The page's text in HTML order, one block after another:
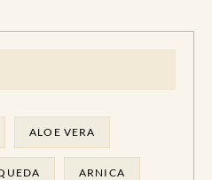
ALOE VERA
ARNICA